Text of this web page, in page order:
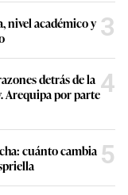
nivel académico y 3
detrás de la
Arequipa por parte4
cuánto cambia 5